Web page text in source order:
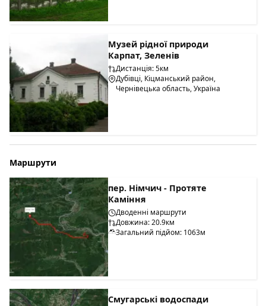
Музей рідної природи
Карпат, Зеленів
Дистанція: 5км
Дубівці, Кіцманський район,
Чернівецька область, Україна
Маршрути
пер. Німчич - Протяте
Каміння
Дводенні маршрути
Довжина: 20.9км
Загальний підйом: 1063м
Смугарські водоспади